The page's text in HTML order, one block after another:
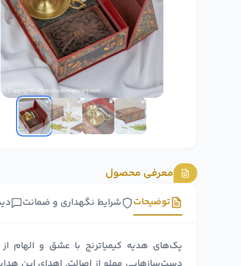
معرفی محصول
شرایط نگهداری و ضمانت توضیحات
پک‌های هدیه کیمیا‌ترنج با عشق و الهام از